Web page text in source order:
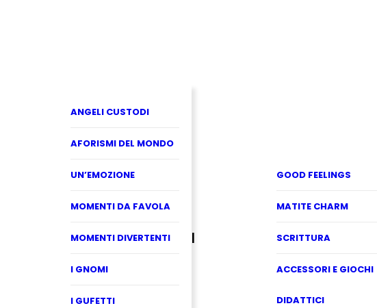
ANGELI CUSTODI
AFORISMI DEL MONDO
UN’EMOZIONE
MOMENTI DA FAVOLA
MOMENTI DIVERTENTI
I GNOMI
I GUFETTI
GOOD FEELINGS
MATITE CHARM
SCRITTURA
ACCESSORI E GIOCHI
DIDATTICI